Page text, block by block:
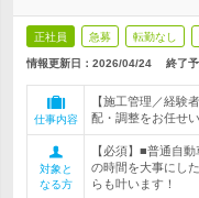
正社員 急募 転勤なし
情報更新日：2026/04/24 終了予
仕事内容
【施工管理／経験
配・調整をお任せい
対象と
なる方
【必須】■普通自
の時間を大事にし
らも叶います！